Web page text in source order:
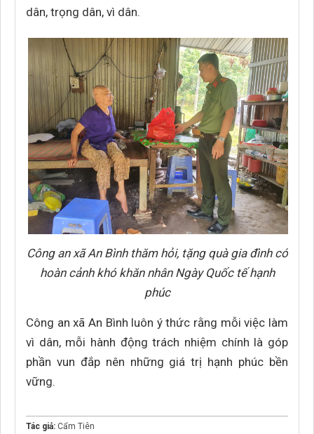
dân, trọng dân, vì dân.
Công an xã An Bình thăm hỏi, tặng quà gia đình có
hoàn cảnh khó khăn nhân Ngày Quốc tế hạnh
phúc
Công an xã An Bình luôn ý thức rằng mỗi việc làm
vì dân, mỗi hành động trách nhiệm chính là góp
phần vun đắp nên những giá trị hạnh phúc bền
vững.
Tác giả: Cẩm Tiên